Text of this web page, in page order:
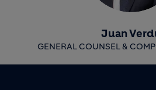
Juan
GENERAL COUNSEL &